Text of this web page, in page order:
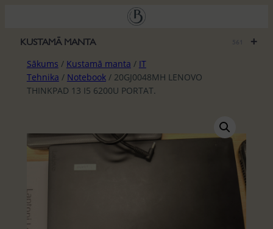
saturu
+
KUSTAMĀ MANTA
Sākums / Kustamā manta / IT
Tehnika / Notebook/ 20GJ0048MH LENOVO
THINKPAD 13 I5 6200U PORTAT.